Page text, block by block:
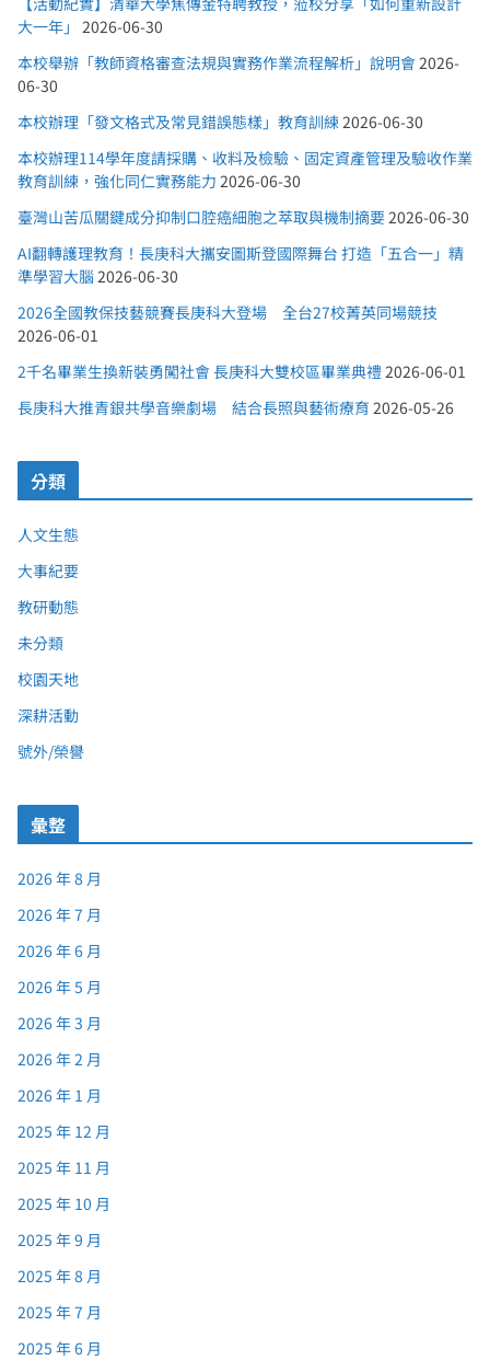
大一年」 2026-06-30
本校舉辦「教師資格審查法規與實務作業流程解析」說明會2026-
06-30
本校辦理「發文格式及常見錯誤態樣」教育訓練2026-06-30
本校辦理114學年度請採購、收料及檢驗、固定資產管理及驗收作業
教育訓練，強化同仁實務能力 2026-06-30
臺灣山苦瓜關鍵成分抑制口腔癌細胞之萃取與機制摘要2026-06-30
AI翻轉護理教育！長庚科大攜安圖斯登國際舞台 打造「五合一」精
準學習大腦 2026-06-30
2026全國教保技藝競賽長庚科大登場 全台27校菁英同場競技
2026-06-01
2千名畢業生換新裝勇闖社會 長庚科大雙校區畢業典禮2026-06-01
長庚科大推青銀共學音樂劇場 結合長照與藝術療育 2026-05-26
分類
人文生態
大事紀要
教研動態
未分類
校園天地
深耕活動
號外/榮譽
彙整
2026 年 8 月
2026 年 7 月
2026 年 6 月
2026 年 5 月
2026 年 3 月
2026 年 2 月
2026 年 1 月
2025 年 12 月
2025 年 11 月
2025 年 10 月
2025 年 9 月
2025 年 8 月
2025 年 7 月
2025 年 6 月